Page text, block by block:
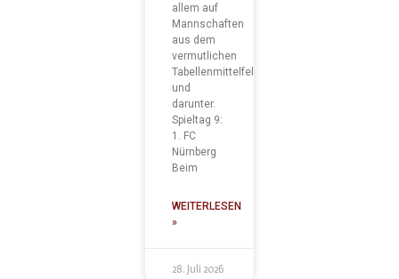
allem auf
Mannschaften
aus dem
vermutlichen
Tabellenmittelfeld
und
darunter.
Spieltag 9:
1. FC
Nürnberg
Beim
WEITERLESEN
»
28. Juli 2026